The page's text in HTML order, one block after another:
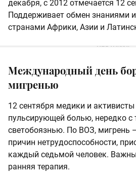
декабря, с 2012 отмечается 12
Поддерживает обмен знаниями
странами Африки, Азии и
Международный день
мигренью
12 сентября медики и
пульсирующей болью, нередко с
светобоязнью. По ВОЗ, мигрень
причин нетрудоспособности,
каждый седьмой человек.
ранняя терапия.